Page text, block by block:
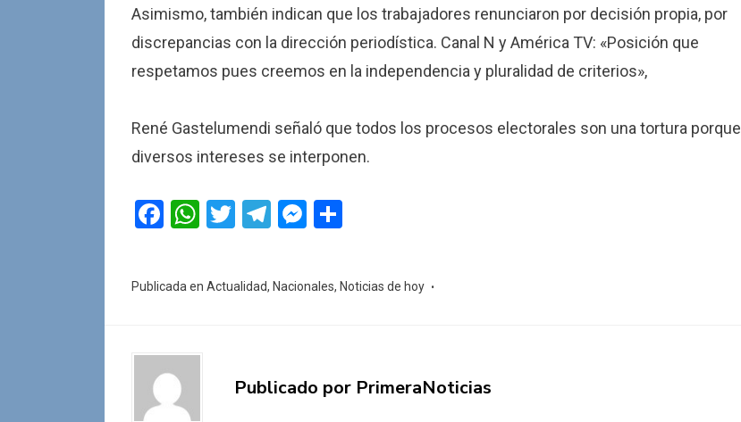
Asimismo, también indican que los trabajadores renunciaron por decisión propia, por
discrepancias con la dirección periodística. Canal N y América TV: «Posición que
respetamos pues creemos en la independencia y pluralidad de criterios»,
René Gastelumendi señaló que todos los procesos electorales son una tortura porque
diversos intereses se interponen.
F
b
o
k
W
s
p
T
er
T
gr
M
n
p
Publicada en Actualidad, Nacionales, Noticias de hoy
Publicado por PrimeraNoticias